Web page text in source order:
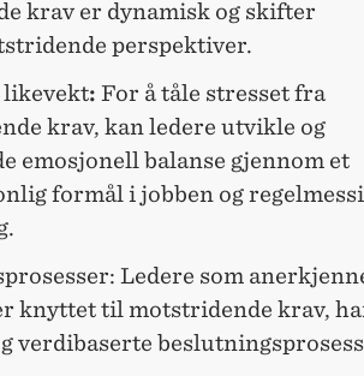
krav er dynamisk og skifter
perspektiver.
likevekt: For å tåle stresset fra
krav, kan ledere utvikle og
emosjonell balanse gjennom et
formål i jobben og
Ledere som
knyttet til motstridende krav,
verdibaserte